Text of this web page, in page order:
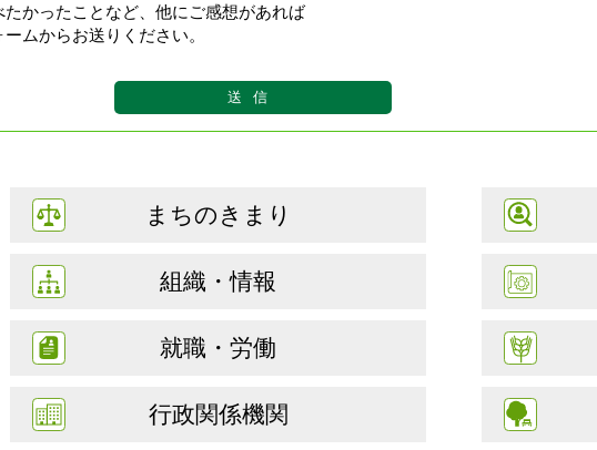
かったことなど、他にご感想があれば
ムからお送りください。
まちのきまり
組織・情報
就職・労働
行政関係機関